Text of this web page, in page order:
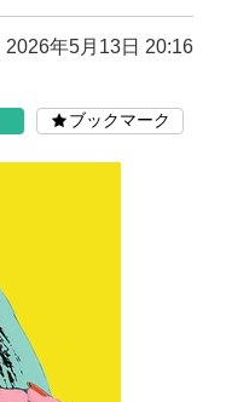
2026年5月13日 20:16
ブックマーク